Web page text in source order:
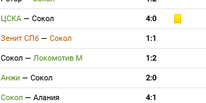
ЦСКА — Сокол 4:0
Зенит СПб — Сокол 1:1
Сокол — Локомотив М 1:2
Анжи — Сокол 2:0
Сокол — Алания 4:1